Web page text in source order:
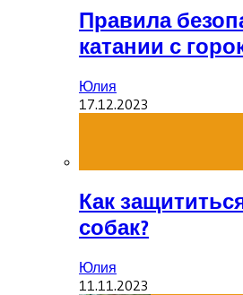
Правила
катании с
Юлия
17.12.2023
Как
собак?
Юлия
11.11.2023